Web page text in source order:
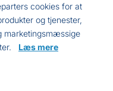
for en god beskyttelse af
ved håndled
cookies for at
og tjenester,
marketingsmæssige
Læs mere